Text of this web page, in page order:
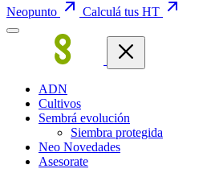
Neopunto Calculá tus HT
ADN
Cultivos
Sembrá evolución
Siembra protegida
Neo Novedades
Asesorate